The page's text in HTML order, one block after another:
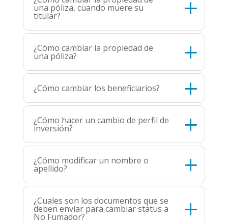
una póliza, cuando muere su
titular?
¿Cómo cambiar la propiedad de
una póliza?
¿Cómo cambiar los beneficiarios?
¿Cómo hacer un cambio de perfil de
inversión?
¿Cómo modificar un nombre o
apellido?
¿Cuales son los documentos que se
deben enviar para cambiar status a
No Fumador?